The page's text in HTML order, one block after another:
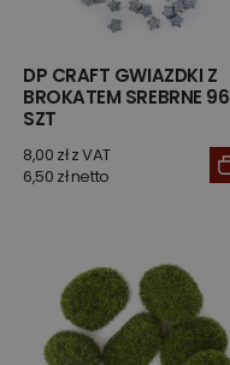
DP CRAFT GWIAZDKI Z
BROKATEM SREBRNE 96
SZT
8,00 zł z VAT
6,50 zł netto